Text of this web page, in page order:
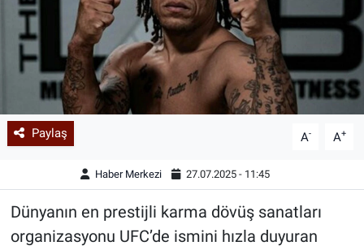
Paylaş A- A+
Haber Merkezi 27.07.2025 - 11:45
Dünyanın en prestijli karma dövüş sanatları
organizasyonu UFC’de ismini hızla duyuran